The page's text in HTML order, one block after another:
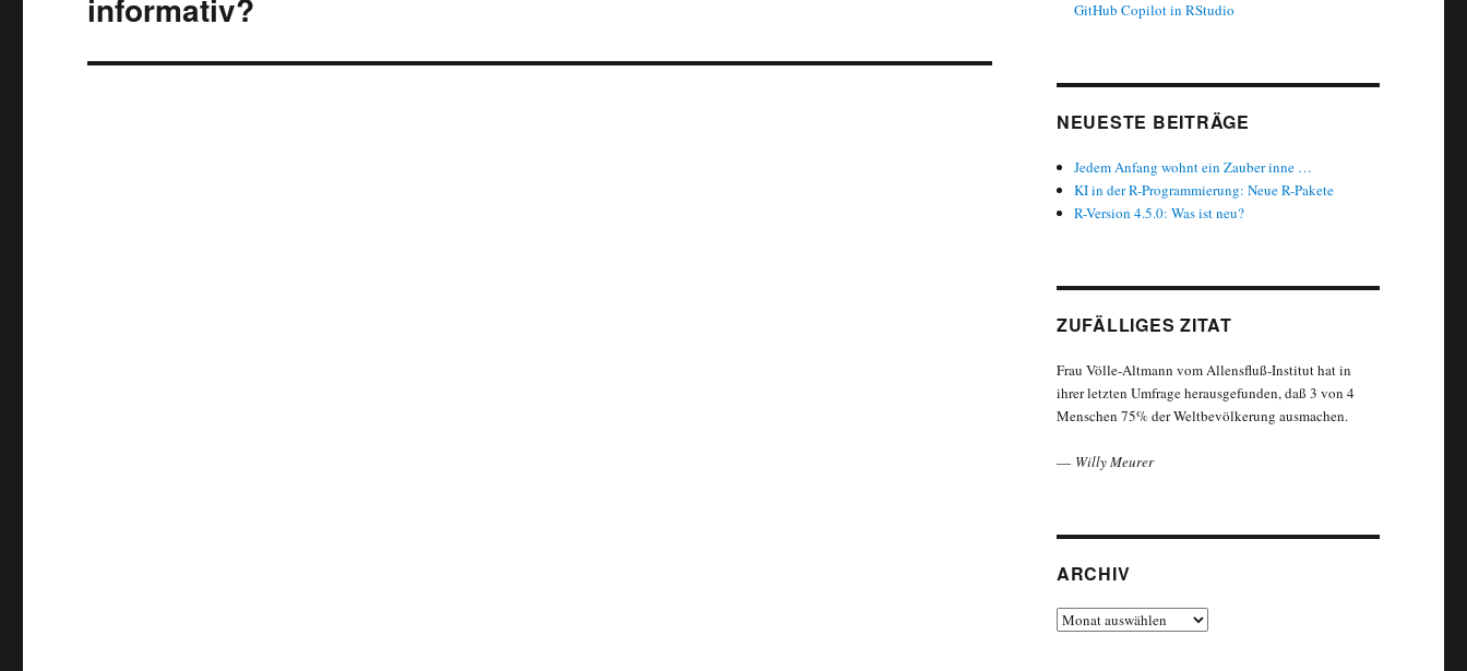
informativ?
GitHub Copilot in RStudio
NEUESTE BEITRÄGE
Jedem Anfang wohnt ein Zauber inne …
KI in der R-Programmierung: Neue R-Pakete
R-Version 4.5.0: Was ist neu?
ZUFÄLLIGES ZITAT
Frau Völle-Altmann vom Allensfluß-Institut hat in
ihrer letzten Umfrage herausgefunden, daß 3 von 4
Menschen 75% der Weltbevölkerung ausmachen.
— Willy Meurer
ARCHIV
Archiv